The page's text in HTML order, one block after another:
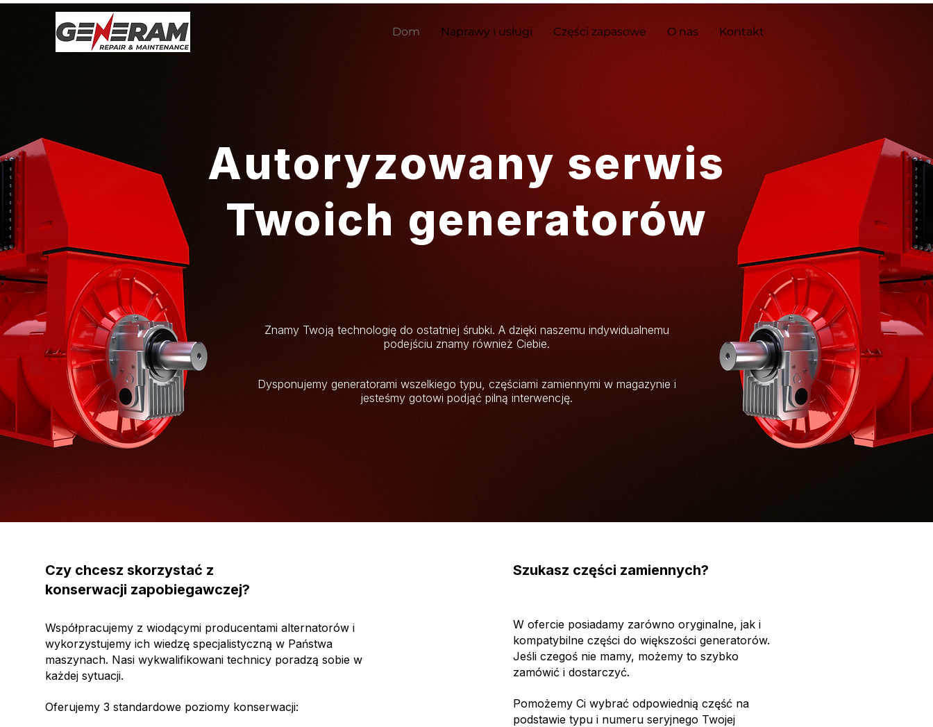
Dom Naprawy i usługi Części zapasowe O nas Kontakt
Autoryzowany serwis
Twoich generatorów
Znamy Twoją technologię do ostatniej śrubki. A dzięki naszemu indywidualnemu
podejściu znamy również Ciebie.
Dysponujemy generatorami wszelkiego typu, częściami zamiennymi w magazynie i
jesteśmy gotowi podjąć pilną interwencję.
Czy chcesz skorzystać z
konserwacji zapobiegawczej?
Współpracujemy z wiodącymi producentami alternatorów i
wykorzystujemy ich wiedzę specjalistyczną w Państwa
maszynach. Nasi wykwalifikowani technicy poradzą sobie w
każdej sytuacji.
Oferujemy 3 standardowe poziomy konserwacji:
Szukasz części zamiennych?
W ofercie posiadamy zarówno oryginalne, jak i
kompatybilne części do większości generatorów.
Jeśli czegoś nie mamy, możemy to szybko
zamówić i dostarczyć.
Pomożemy Ci wybrać odpowiednią część na
podstawie typu i numeru seryjnego Twojej